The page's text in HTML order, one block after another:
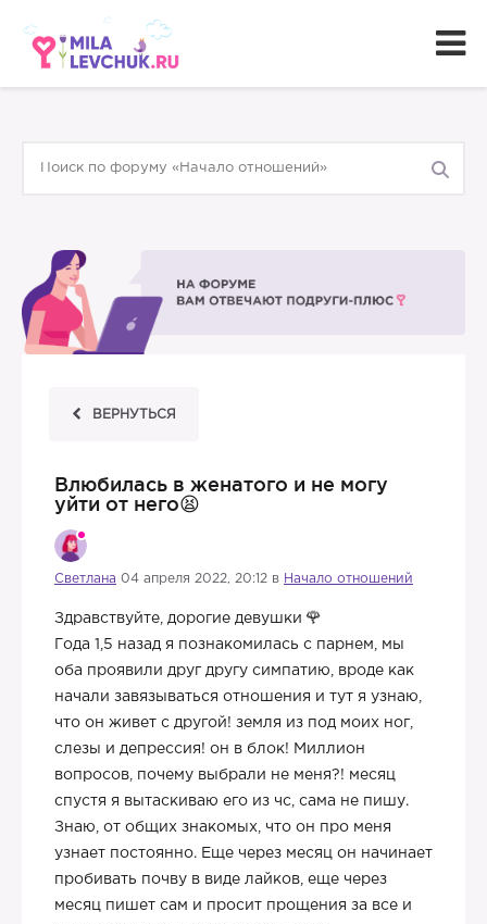
ВЕРНУТЬСЯ
Влюбилась в женатого и не могу
уйти от него😫
Светлана 04 апреля 2022, 20:12 в Начало отношений
Здравствуйте, дорогие девушки
Года 1,5 назад я познакомилась с парнем, мы
оба проявили друг другу симпатию, вроде как
начали завязываться отношения и тут я узнаю,
что он живет с другой! земля из под моих ног,
слезы и депрессия! он в блок! Миллион
вопросов, почему выбрали не меня?! месяц
спустя я вытаскиваю его из чс, сама не пишу.
Знаю, от общих знакомых, что он про меня
узнает постоянно. Еще через месяц он начинает
пробивать почву в виде лайков, еще через
месяц пишет сам и просит прощения за все и